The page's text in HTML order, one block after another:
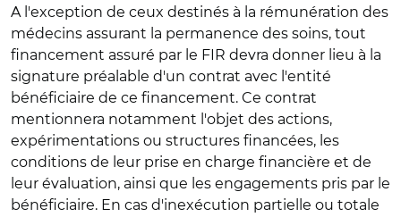
A l'exception de ceux destinés à la rémunération des
médecins assurant la permanence des soins, tout
financement assuré par le FIR devra donner lieu à la
signature préalable d'un contrat avec l'entité
bénéficiaire de ce financement. Ce contrat
mentionnera notamment l'objet des actions,
expérimentations ou structures financées, les
conditions de leur prise en charge financière et de
leur évaluation, ainsi que les engagements pris par le
bénéficiaire. En cas d'inexécution partielle ou totale